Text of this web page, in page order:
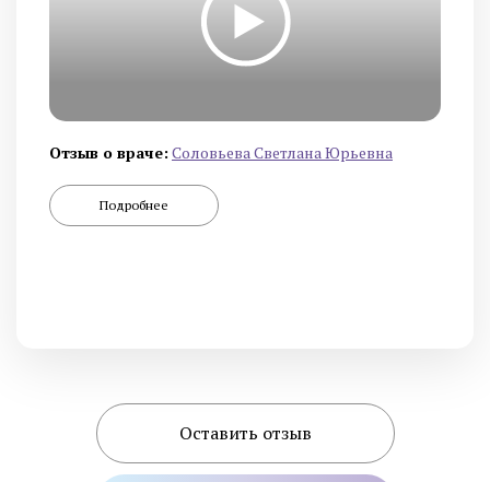
Отзыв о враче: Cоловьева Cветлана Юрьевна
Подробнее
Оставить отзыв